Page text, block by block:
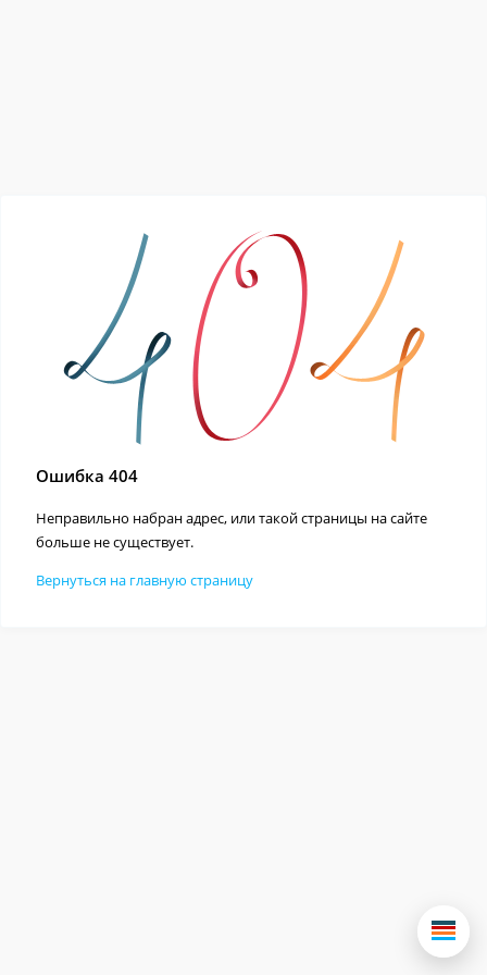
Ошибка 404
Неправильно набран адрес, или такой страницы на сайте
больше не существует.
Вернуться на главную страницу